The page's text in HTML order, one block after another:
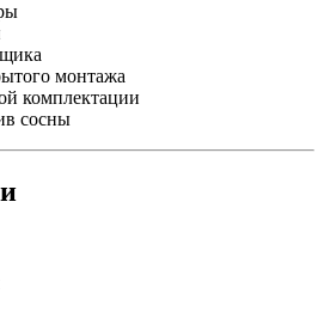
монтажа
комплектации
сосны